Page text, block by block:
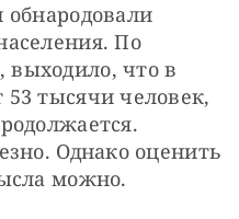
По
что в
тысячи человек,
Однако оценить
можно.